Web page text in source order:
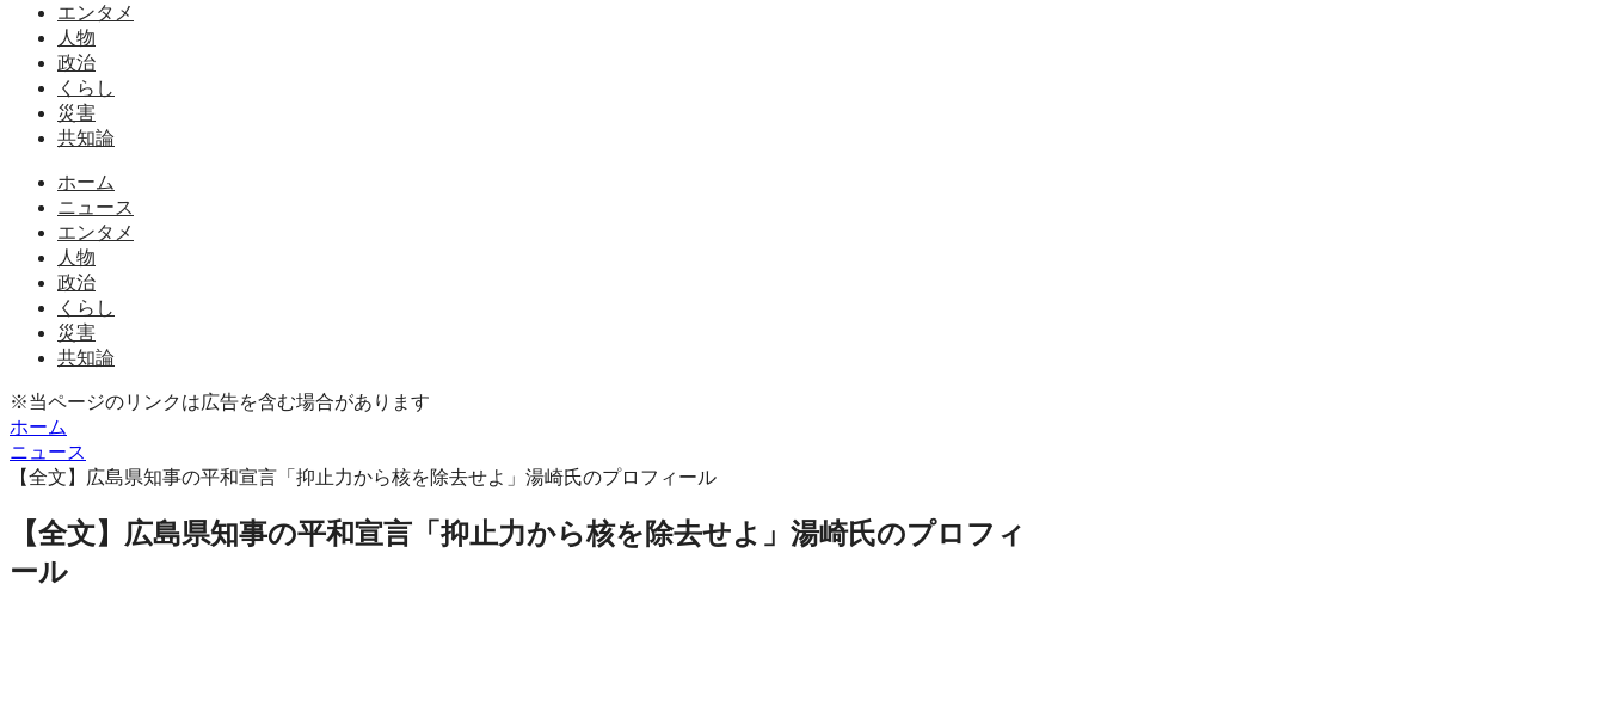
エンタメ
人物
政治
くらし
災害
共知論
ホーム
ニュース
エンタメ
人物
政治
くらし
災害
共知論
※当ページのリンクは広告を含む場合があります
ホーム
ニュース
【全文】広島県知事の平和宣言「抑止力から核を除去せよ」湯崎氏のプロフィール
【全文】広島県知事の平和宣言「抑止力から核を除去せよ」湯崎氏のプロフィ
ール